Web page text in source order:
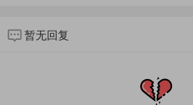
暂无回复